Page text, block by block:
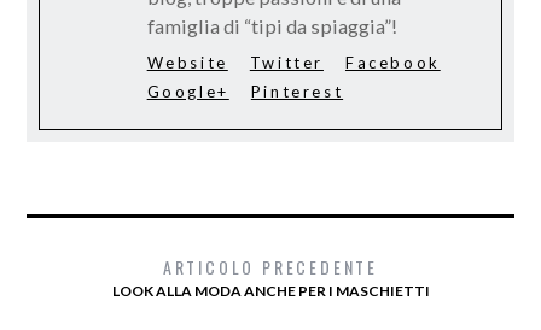
famiglia di “tipi da spiaggia”!
Website Twitter
Facebook
Google+
Pinterest
ARTICOLO PRECEDENTE
LOOK ALLA MODA ANCHE PER I MASCHIETTI